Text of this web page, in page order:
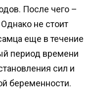
После чего –
не стоит
еще в течение
период времени
сил и
беременности.